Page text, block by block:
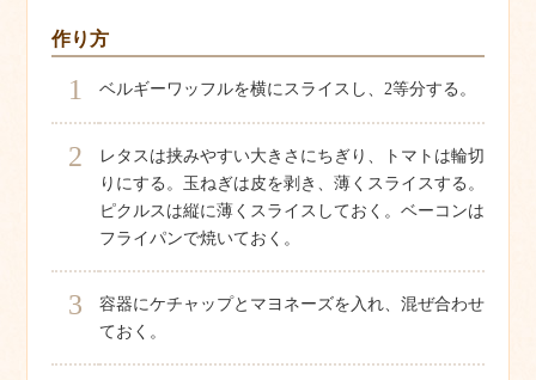
作り方
1 ベルギーワッフルを横にスライスし、2等分する。
2
レタスは挟みやすい大きさにちぎり、トマトは輪切
りにする。玉ねぎは皮を剥き、薄くスライスする。
ピクルスは縦に薄くスライスしておく。ベーコンは
フライパンで焼いておく。
3
容器にケチャップとマヨネーズを入れ、混ぜ合わせ
ておく。